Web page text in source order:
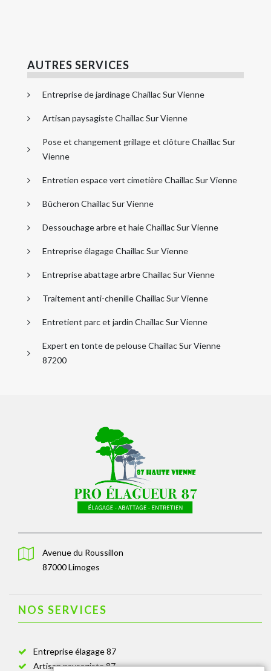
AUTRES SERVICES
Entreprise de jardinage Chaillac Sur Vienne
Artisan paysagiste Chaillac Sur Vienne
Pose et changement grillage et clôture Chaillac Sur
Vienne
Entretien espace vert cimetière Chaillac Sur Vienne
Bûcheron Chaillac Sur Vienne
Dessouchage arbre et haie Chaillac Sur Vienne
Entreprise élagage Chaillac Sur Vienne
Entreprise abattage arbre Chaillac Sur Vienne
Traitement anti-chenille Chaillac Sur Vienne
Entretient parc et jardin Chaillac Sur Vienne
Expert en tonte de pelouse Chaillac Sur Vienne
87200
Avenue du Roussillon
87000 Limoges
NOS SERVICES
Entreprise élagage 87
Artisan paysagiste 87